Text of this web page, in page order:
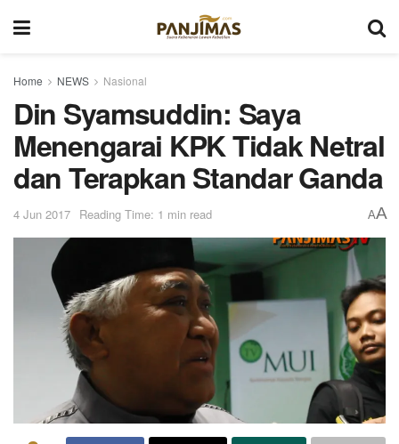
Home NEWS Nasional
Din Syamsuddin: Saya
Menengarai KPK Tidak Netral
dan Terapkan Standar Ganda
4 Jun 2017 Reading Time: 1 min read AA